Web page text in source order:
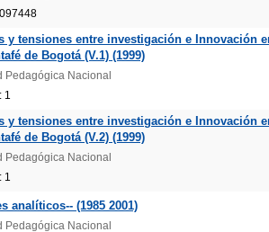
y tensiones entre investigación e Innovación
de Bogotá (V.1) (1999)
Pedagógica Nacional
1
y tensiones entre investigación e Innovación
de Bogotá (V.2) (1999)
Pedagógica Nacional
1
analíticos-- (1985 2001)
Pedagógica Nacional